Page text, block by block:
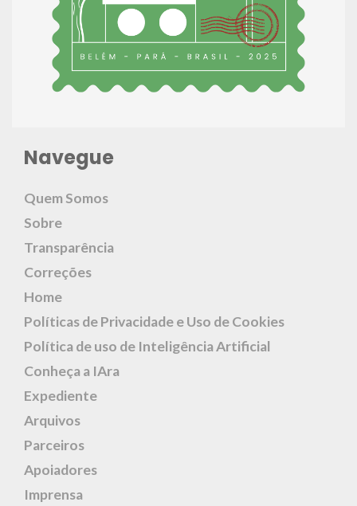
Navegue
Quem Somos
Sobre
Transparência
Correções
Home
Políticas de Privacidade e Uso de Cookies
Política de uso de Inteligência Artificial
Conheça a IAra
Expediente
Arquivos
Parceiros
Apoiadores
Imprensa